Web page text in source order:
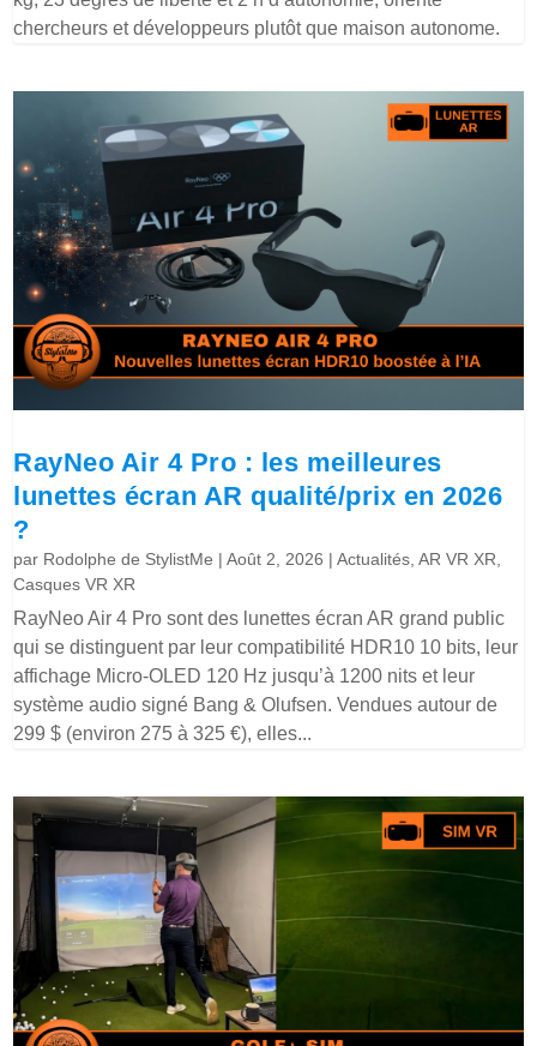
chercheurs et développeurs plutôt que maison autonome.
RayNeo Air 4 Pro : les meilleures
lunettes écran AR qualité/prix en 2026
?
par Rodolphe de StylistMe |Août 2, 2026 |Actualités,AR VR XR,
Casques VR XR
RayNeo Air 4 Pro sont des lunettes écran AR grand public
qui se distinguent par leur compatibilité HDR10 10 bits, leur
affichage Micro-OLED 120 Hz jusqu’à 1200 nits et leur
système audio signé Bang & Olufsen. Vendues autour de
299 $ (environ 275 à 325 €), elles...